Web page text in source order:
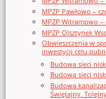
MPZP Pawłowo –
MPZP Witramowo –
MPZP Olsztynek
Obwieszczenia w
inwestycji celu
Budowa sieci
Budowa sieci
Budowa
Świętajny,